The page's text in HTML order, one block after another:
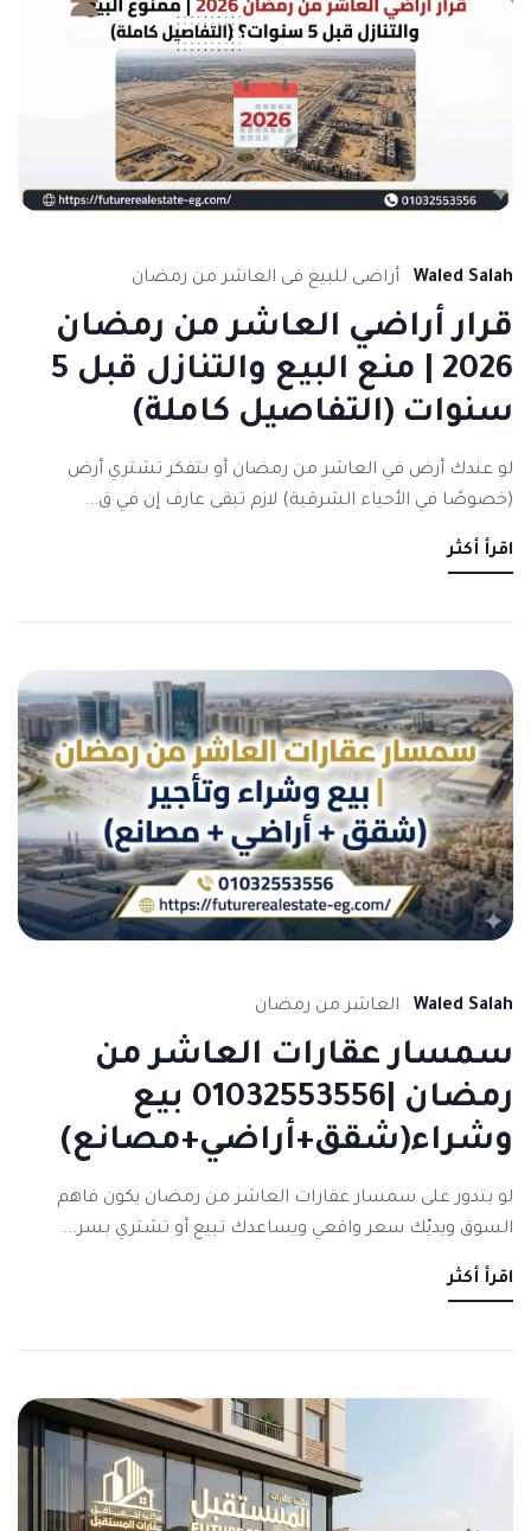
Waled Salah أراضى للبيع فى العاشر من رمضان
قرار أراضي العاشر من رمضان
2026 | منع البيع والتنازل قبل 5
سنوات (التفاصيل كاملة)
لو عندك أرض في العاشر من رمضان أو بتفكر تشتري أرض
(خصوصًا في الأحياء الشرقية) لازم تبقى عارف إن في ق...
اقرأ أكثر
Waled Salah العاشر من رمضان
سمسار عقارات العاشر من
رمضان |01032553556 بيع
وشراء(شقق+أراضي+مصانع)
لو بتدور على سمسار عقارات العاشر من رمضان يكون فاهم
السوق ويديّك سعر واقعي ويساعدك تبيع أو تشتري بسر...
اقرأ أكثر